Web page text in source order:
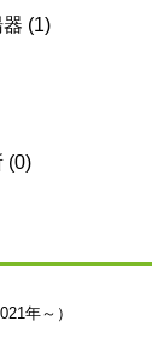
(1)
(0)
年～）